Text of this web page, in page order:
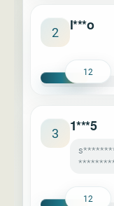
2 l***o
12
3 1***5
12